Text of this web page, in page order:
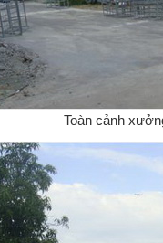
Toàn cảnh